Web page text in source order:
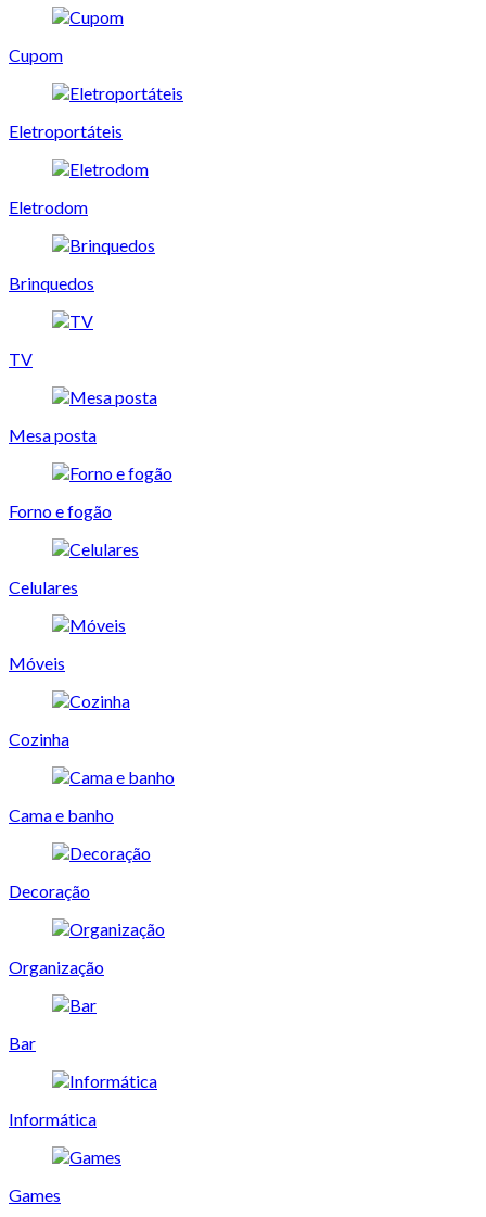
Cupom
Eletroportáteis
Eletrodom
Brinquedos
TV
Mesa posta
Forno e fogão
Celulares
Móveis
Cozinha
Cama e banho
Decoração
Organização
Bar
Informática
Games